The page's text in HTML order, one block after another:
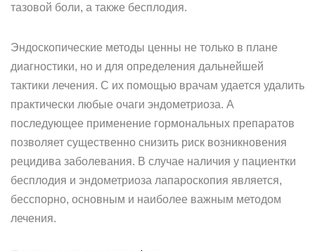
тазовой боли, а также бесплодия.
Эндоскопические методы ценны не только в плане
диагностики, но и для определения дальнейшей
тактики лечения. С их помощью врачам удается удалить
практически любые очаги эндометриоза. А
последующее применение гормональных препаратов
позволяет существенно снизить риск возникновения
рецидива заболевания. В случае наличия у пациентки
бесплодия и эндометриоза лапароскопия является,
бесспорно, основным и наиболее важным методом
лечения.